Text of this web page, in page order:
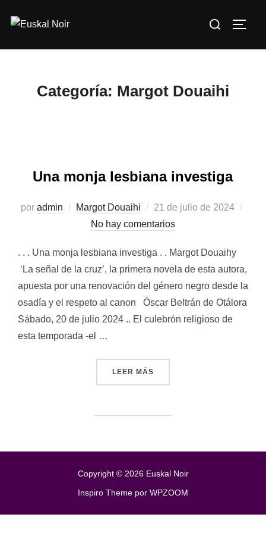
Buscar:
Categoría: Margot Douaihi
Una monja lesbiana investiga
por admin Margot Douaihi
Publicado
el
21 de julio de 2024
No hay comentarios
. . . Una monja lesbiana investiga . . Margot Douaihy
‘La señal de la cruz’, la primera novela de esta autora,
apuesta por una renovación del género negro desde la
osadía y el respeto al canon Óscar Beltrán de Otálora
Sábado, 20 de julio 2024 .. El culebrón religioso de
esta temporada -el …
LEER MÁS
Copyright © 2026 Euskal Noir
Inspiro Theme por WPZOOM